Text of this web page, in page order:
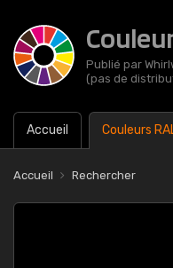
Publié par
(pas de
Accueil Couleurs
Accueil Rechercher